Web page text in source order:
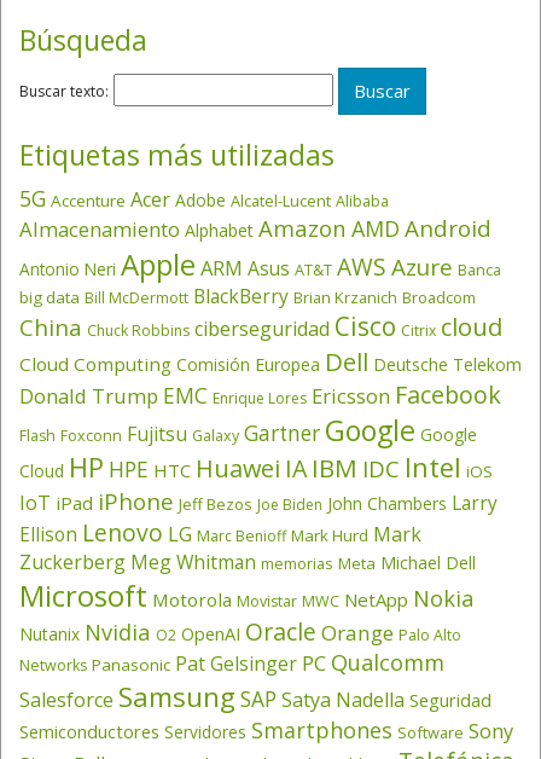
Búsqueda
Buscar texto:
Etiquetas más utilizadas
5G Accenture Acer Adobe Alcatel-Lucent Alibaba
Almacenamiento Alphabet Amazon AMD Android
Antonio Neri Apple ARM Asus AT&T AWSAzure Banca
big data Bill McDermott BlackBerry Brian Krzanich Broadcom
China Chuck Robbins ciberseguridad Cisco Citrix cloud
Cloud Computing Comisión Europea Dell Deutsche Telekom
Donald Trump EMC Enrique Lores Ericsson Facebook
Flash Foxconn Fujitsu Galaxy Gartner Google Google
Cloud HP HPE HTC Huawei IA IBM IDC Intel iOS
IoT iPad iPhone Jeff Bezos Joe Biden John Chambers Larry
Ellison Lenovo LG Marc Benioff Mark Hurd Mark
Zuckerberg Meg Whitman memorias Meta Michael Dell
Microsoft Motorola Movistar MWC NetApp Nokia
Nutanix Nvidia O2 OpenAI Oracle Orange Palo Alto
Networks Panasonic Pat Gelsinger PC Qualcomm
Salesforce Samsung SAP Satya Nadella Seguridad
Semiconductores Servidores Smartphones Software Sony